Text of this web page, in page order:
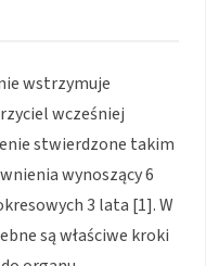
wstrzymuje
wcześniej
stwierdzone takim
wynoszący 6
3 lata [1]. W
są właściwe kroki